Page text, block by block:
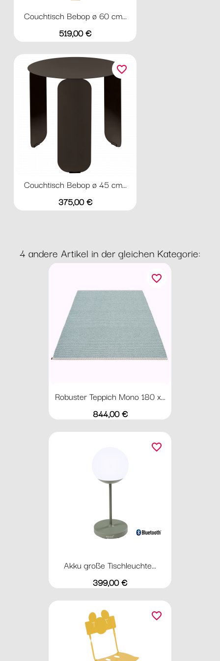
Couchtisch Bebop ø 60 cm...
Preis
519,00 €
Couchtisch Bebop ø 45 cm...
Preis
375,00 €
favorite_border
4 andere Artikel in der gleichen Kategorie:
Robuster Teppich Mono 180 x...
Preis
844,00 €
favorite_border
Akku große Tischleuchte...
Preis
399,00 €
favorite_border
favorite_border